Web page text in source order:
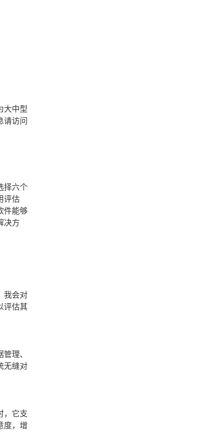
大中型
请访问
择六个
评估
件能够
决方
我会对
评估其
理、
无缝对
，它支
度，增